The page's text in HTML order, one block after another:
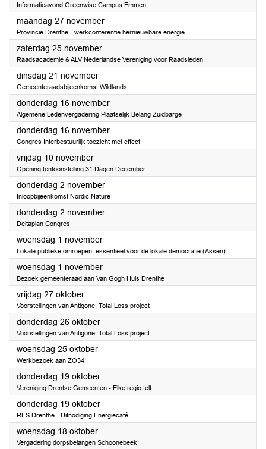
Informatieavond Greenwise Campus Emmen
maandag 27 november2023
Provincie Drenthe - werkconferentie hernieuwbare energie
zaterdag 25 november2023
Raadsacademie & ALV Nederlandse Vereniging voor Raadsleden
dinsdag 21 november2023
Gemeenteraadsbijeenkomst Wildlands
donderdag 16 november2023
Algemene Ledenvergadering Plaatselijk Belang Zuidbarge
donderdag 16 november2023
Congres Interbestuurlijk toezicht met effect
vrijdag 10 november2023
Opening tentoonstelling 31 Dagen December
donderdag 2 november2023
Inloopbijeenkomst Nordic Nature
donderdag 2 november2023
Deltaplan Congres
woensdag 1 november2023
Lokale publieke omroepen: essentieel voor de lokale democratie (Assen)
woensdag 1 november2023
Bezoek gemeenteraad aan Van Gogh Huis Drenthe
vrijdag 27 oktober2023
Voorstellingen van Antigone, Total Loss project
donderdag 26 oktober2023
Voorstellingen van Antigone, Total Loss project
woensdag 25 oktober2023
Werkbezoek aan ZO34!
donderdag 19 oktober2023
Vereniging Drentse Gemeenten - Elke regio telt
donderdag 19 oktober2023
RES Drenthe - Uitnodiging Energiecafé
woensdag 18 oktober2023
Vergadering dorpsbelangen Schoonebeek